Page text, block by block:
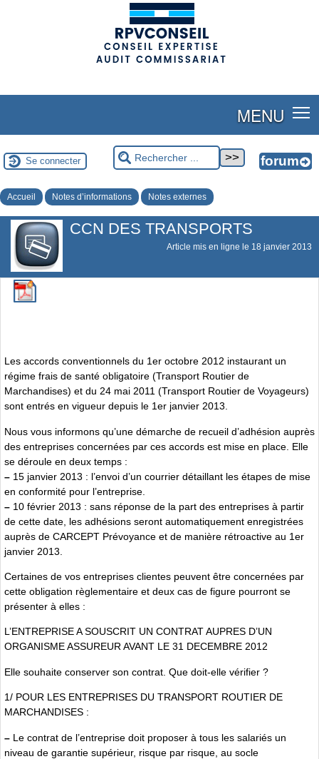
MENU
Se connecter
Accueil Notes d’informations Notes externes
CCN DES TRANSPORTS
Article mis en ligne le 18 janvier 2013
Les accords conventionnels du 1er octobre 2012 instaurant un
régime frais de santé obligatoire (Transport Routier de
Marchandises) et du 24 mai 2011 (Transport Routier de Voyageurs)
sont entrés en vigueur depuis le 1er janvier 2013.
Nous vous informons qu’une démarche de recueil d’adhésion auprès
des entreprises concernées par ces accords est mise en place. Elle
se déroule en deux temps :
– 15 janvier 2013 : l’envoi d’un courrier détaillant les étapes de mise
en conformité pour l’entreprise.
– 10 février 2013 : sans réponse de la part des entreprises à partir
de cette date, les adhésions seront automatiquement enregistrées
auprès de CARCEPT Prévoyance et de manière rétroactive au 1er
janvier 2013.
Certaines de vos entreprises clientes peuvent être concernées par
cette obligation règlementaire et deux cas de figure pourront se
présenter à elles :
L’ENTREPRISE A SOUSCRIT UN CONTRAT AUPRES D’UN
ORGANISME ASSUREUR AVANT LE 31 DECEMBRE 2012
Elle souhaite conserver son contrat. Que doit-elle vérifier ?
1/ POUR LES ENTREPRISES DU TRANSPORT ROUTIER DE
MARCHANDISES :
– Le contrat de l’entreprise doit proposer à tous les salariés un
niveau de garantie supérieur, risque par risque, au socle